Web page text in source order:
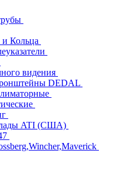
Кольца
видения
DEDAL
ATI (США)